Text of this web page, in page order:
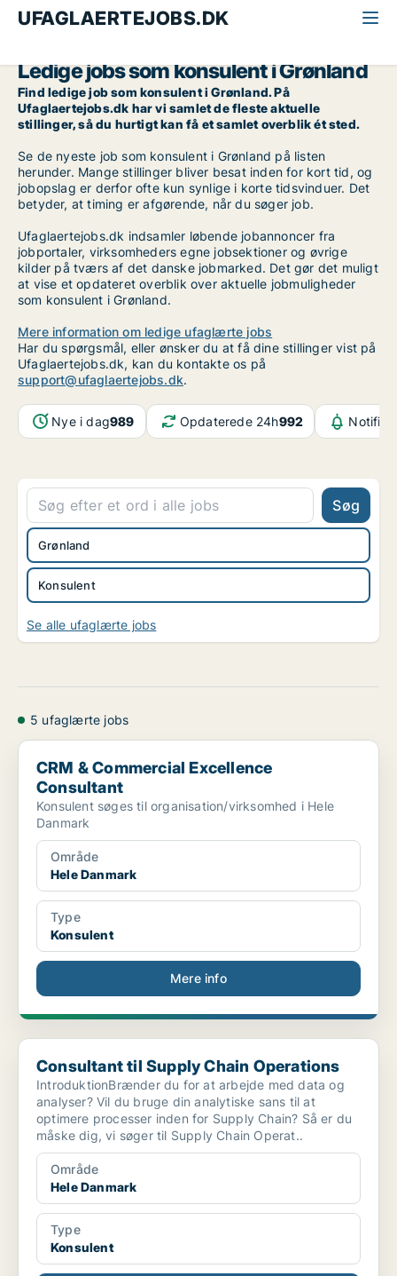
UFAGLAERTEJOBS.DK
Ledige jobs som konsulent i Grønland
Find ledige job som konsulent i Grønland. På
Ufaglaertejobs.dk har vi samlet de fleste aktuelle
stillinger, så du hurtigt kan få et samlet overblik ét sted.
Se de nyeste job som konsulent i Grønland på listen
herunder. Mange stillinger bliver besat inden for kort tid, og
jobopslag er derfor ofte kun synlige i korte tidsvinduer. Det
betyder, at timing er afgørende, når du søger job.
Ufaglaertejobs.dk indsamler løbende jobannoncer fra
jobportaler, virksomheders egne jobsektioner og øvrige
kilder på tværs af det danske jobmarked. Det gør det muligt
at vise et opdateret overblik over aktuelle jobmuligheder
som konsulent i Grønland.
Mere information om ledige ufaglærte jobs
Har du spørgsmål, eller ønsker du at få dine stillinger vist på
Ufaglaertejobs.dk, kan du kontakte os på
support@ufaglaertejobs.dk.
Nye i dag989 Opdaterede 24h992
Søg
Konsulent
Grønland
Se alle ufaglærte jobs
5 ufaglærte jobs
CRM & Commercial Excellence Consultant
CRM & Commercial Excellence
Consultant
Konsulent søges til organisation/virksomhed i Hele
Danmark
Område
Hele Danmark
Type
Konsulent
Mere info
Consultant til Supply Chain Operations
Consultant til Supply Chain Operations
IntroduktionBrænder du for at arbejde med data og
analyser? Vil du bruge din analytiske sans til at
optimere processer inden for Supply Chain? Så er du
måske dig, vi søger til Supply Chain Operat..
Område
Hele Danmark
Type
Konsulent